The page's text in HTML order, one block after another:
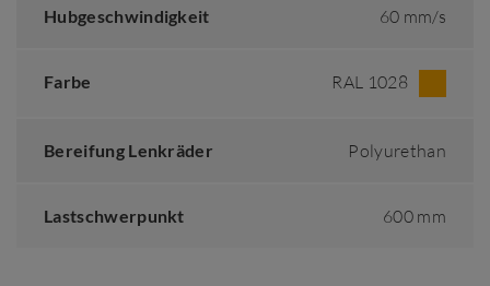
Hubgeschwindigkeit 60 mm/s
Farbe RAL 1028
Bereifung Lenkräder Polyurethan
Lastschwerpunkt 600 mm